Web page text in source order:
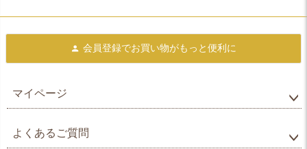
会員登録でお買い物がもっと便利に
マイページ
よくあるご質問